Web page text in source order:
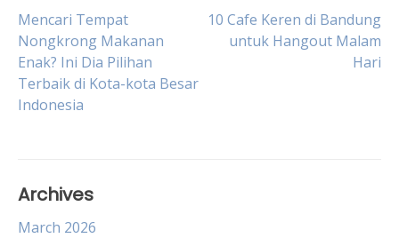
Post
navigation
Mencari Tempat
Nongkrong Makanan
Enak? Ini Dia Pilihan
Terbaik di Kota-kota Besar
Indonesia
10 Cafe Keren di Bandung
untuk Hangout Malam
Hari
Archives
March 2026